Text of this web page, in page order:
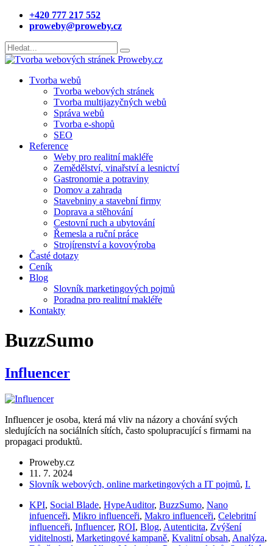
+420 777 217 552
proweby@proweby.cz
Tvorba webů
Tvorba webových stránek
Tvorba multijazyčných webů
Správa webů
Tvorba e-shopů
SEO
Reference
Weby pro realitní makléře
Zemědělství, vinařství a lesnictví
Gastronomie a potraviny
Domov a zahrada
Stavebniny a stavební firmy
Doprava a stěhování
Cestovní ruch a ubytování
Řemesla a ruční práce
Strojírenství a kovovýroba
Časté dotazy
Ceník
Blog
Slovník marketingových pojmů
Poradna pro realitní makléře
Kontakty
BuzzSumo
Influencer
Influencer je osoba, která má vliv na názory a chování svých
sledujících na sociálních sítích, často spolupracující s firmami na
propagaci produktů.
Proweby.cz
11. 7. 2024
Slovník webových, online marketingových a IT pojmů, I.
KPI, Social Blade, HypeAuditor, BuzzSumo, Nano
infuenceři, Mikro influenceři, Makro influenceři, Celebritní
influenceři, Influencer, ROI, Blog, Autenticita, Zvýšení
viditelnosti, Marketingové kampaně, Kvalitní obsah, Analýza,